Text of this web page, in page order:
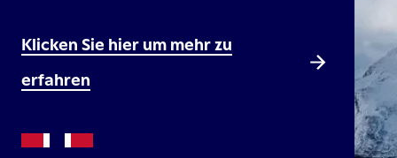
Klicken Sie hier um mehr zu
erfahren